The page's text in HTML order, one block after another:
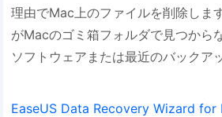
理由でMac上のファイルを削除しま
がMacのゴミ箱フォルダで見つから
ソフトウェアまたは最近のバックア
EaseUS Data Recovery Wizard for